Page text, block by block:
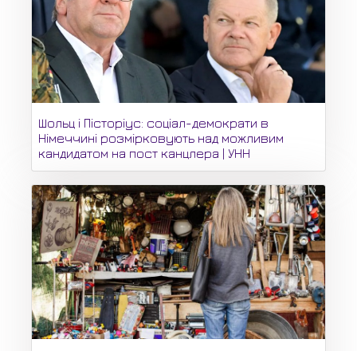
Шольц і Пісторіус: соціал-демократи в
Німеччині розмірковують над можливим
кандидатом на пост канцлера | УНН